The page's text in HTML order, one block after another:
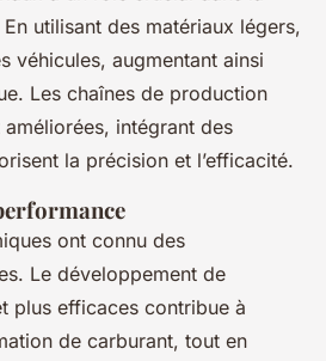
utilisant des matériaux légers,
véhicules, augmentant ainsi
Les chaînes de production
intégrant des
la précision et l’efficacité.
ont connu des
Le développement de
plus efficaces contribue à
de carburant, tout en